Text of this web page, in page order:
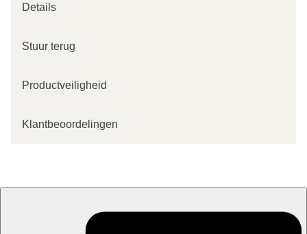
Details
Stuur terug
Productveiligheid
Klantbeoordelingen